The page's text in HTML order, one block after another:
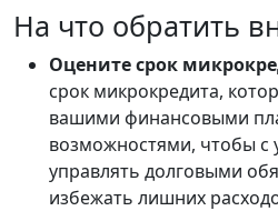
На что обратить
Оцените срок
срок микрокредита,
вашими финансовыми
возможностями, чтобы с
управлять долговыми
избежать лишних